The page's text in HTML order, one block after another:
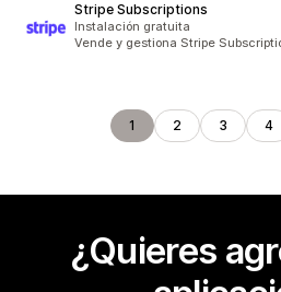
Stripe Subscriptions
Instalación gratuita
Vende y gestiona Stripe
1 2 3 4
¿Quieres